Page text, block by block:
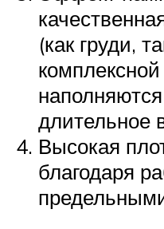
(как груди,
длительное
Высокая
благодаря